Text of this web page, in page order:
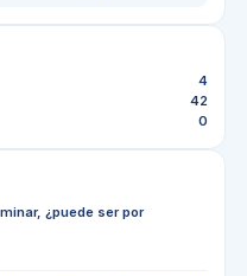
4
42
0
¿puede ser por